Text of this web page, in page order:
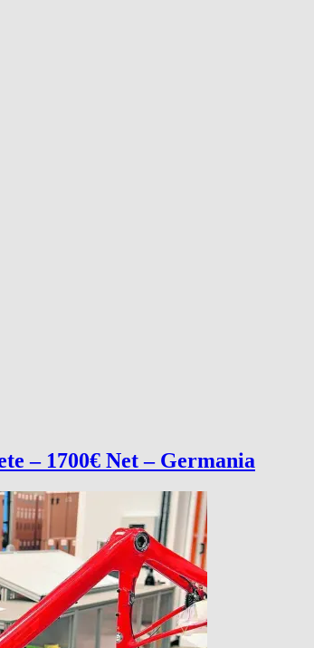
– 1700€ Net – Germania